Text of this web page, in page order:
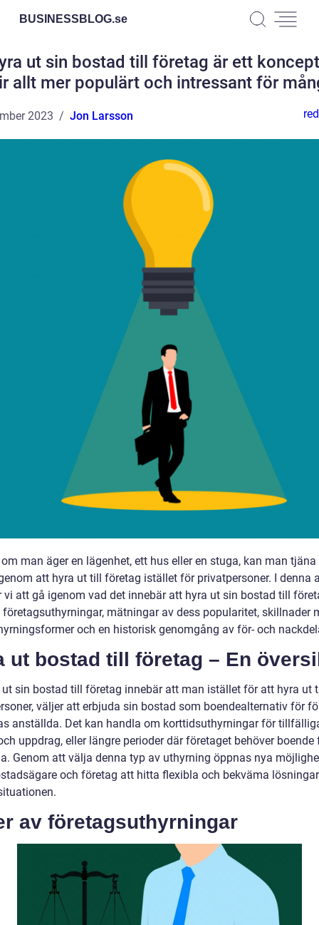
BUSINESSBLOG.se
ut sin bostad till företag är ett
allt mer populärt och intressant för
2023 Jon Larsson
man äger en lägenhet, ett hus eller en stuga, kan man tjäna
att hyra ut till företag istället för privatpersoner. I denna
vi att gå igenom vad det innebär att hyra ut sin bostad till
företagsuthyrningar, mätningar av dess popularitet, skillnader
och en historisk genomgång av för- och
ut bostad till företag – En
ut sin bostad till företag innebär att man istället för att hyra ut
väljer att erbjuda sin bostad som boendealternativ för
anställda. Det kan handla om korttidsuthyrningar för
uppdrag, eller längre perioder där företaget behöver boende
Genom att välja denna typ av uthyrning öppnas nya
och företag att hitta flexibla och bekväma
av företagsuthyrningar